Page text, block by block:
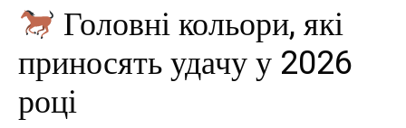
Головні кольори, які
приносять удачу у 2026
році